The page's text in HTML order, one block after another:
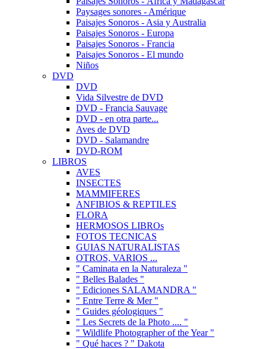
Paysages sonores - Amérique
Paisajes Sonoros - Asia y Australia
Paisajes Sonoros - Europa
Paisajes Sonoros - Francia
Paisajes Sonoros - El mundo
Niños
DVD
DVD
Vida Silvestre de DVD
DVD - Francia Sauvage
DVD - en otra parte...
Aves de DVD
DVD - Salamandre
DVD-ROM
LIBROS
AVES
INSECTES
MAMMIFERES
ANFIBIOS & REPTILES
FLORA
HERMOSOS LIBROs
FOTOS TECNICAS
GUIAS NATURALISTAS
OTROS, VARIOS ...
" Caminata en la Naturaleza "
" Belles Balades "
" Ediciones SALAMANDRA "
" Entre Terre & Mer "
" Guides géologiques "
" Les Secrets de la Photo .... "
" Wildlife Photographer of the Year "
" Qué haces ? " Dakota